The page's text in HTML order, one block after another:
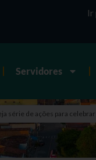
Ir
Servidores
série de ações para